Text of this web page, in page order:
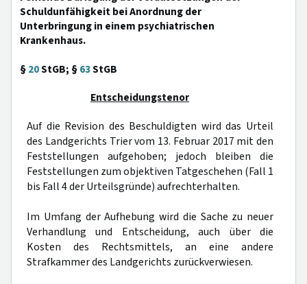
Schuldunfähigkeit bei Anordnung der
Unterbringung in einem psychiatrischen
Krankenhaus.
§20StGB; §63StGB
Entscheidungstenor
Auf die Revision des Beschuldigten wird das Urteil
des Landgerichts Trier vom 13. Februar 2017 mit den
Feststellungen aufgehoben; jedoch bleiben die
Feststellungen zum objektiven Tatgeschehen (Fall 1
bis Fall 4 der Urteilsgründe) aufrechterhalten.
Im Umfang der Aufhebung wird die Sache zu neuer
Verhandlung und Entscheidung, auch über die
Kosten des Rechtsmittels, an eine andere
Strafkammer des Landgerichts zurückverwiesen.